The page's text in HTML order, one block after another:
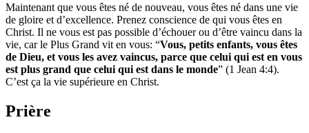
Maintenant que vous êtes né de nouveau, vous êtes né dans une vie
de gloire et d’excellence. Prenez conscience de qui vous êtes en
Christ. Il ne vous est pas possible d’échouer ou d’être vaincu dans la
vie, car le Plus Grand vit en vous: “Vous, petits enfants, vous êtes
de Dieu, et vous les avez vaincus, parce que celui qui est en vous
est plus grand que celui qui est dans le monde” (1 Jean 4:4).
C’est ça la vie supérieure en Christ.
Prière